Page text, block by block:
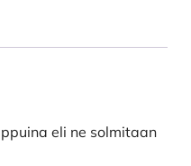
eli ne solmitaan